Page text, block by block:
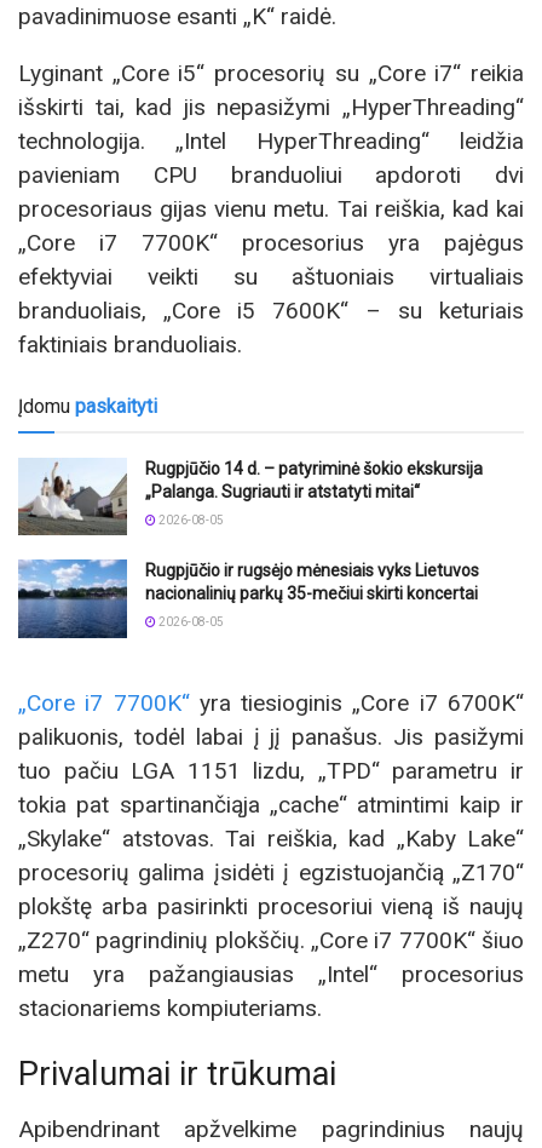
pavadinimuose esanti „K“ raidė.
Lyginant „Core i5“ procesorių su „Core i7“ reikia
išskirti tai, kad jis nepasižymi „HyperThreading“
technologija. „Intel HyperThreading“ leidžia
pavieniam CPU branduoliui apdoroti dvi
procesoriaus gijas vienu metu. Tai reiškia, kad kai
„Core i7 7700K“ procesorius yra pajėgus
efektyviai veikti su aštuoniais virtualiais
branduoliais, „Core i5 7600K“ – su keturiais
faktiniais branduoliais.
Įdomu paskaityti
Rugpjūčio 14 d. – patyriminė šokio ekskursija
„Palanga. Sugriauti ir atstatyti mitai“
2026-08-05
Rugpjūčio ir rugsėjo mėnesiais vyks Lietuvos
nacionalinių parkų 35-mečiui skirti koncertai
2026-08-05
„Core i7 7700K“yra tiesioginis „Core i7 6700K“
palikuonis, todėl labai į jį panašus. Jis pasižymi
tuo pačiu LGA 1151 lizdu, „TPD“ parametru ir
tokia pat spartinančiąja „cache“ atmintimi kaip ir
„Skylake“ atstovas. Tai reiškia, kad „Kaby Lake“
procesorių galima įsidėti į egzistuojančią „Z170“
plokštę arba pasirinkti procesoriui vieną iš naujų
„Z270“ pagrindinių plokščių. „Core i7 7700K“ šiuo
metu yra pažangiausias „Intel“ procesorius
stacionariems kompiuteriams.
Privalumai ir trūkumai
Apibendrinant apžvelkime pagrindinius naujų